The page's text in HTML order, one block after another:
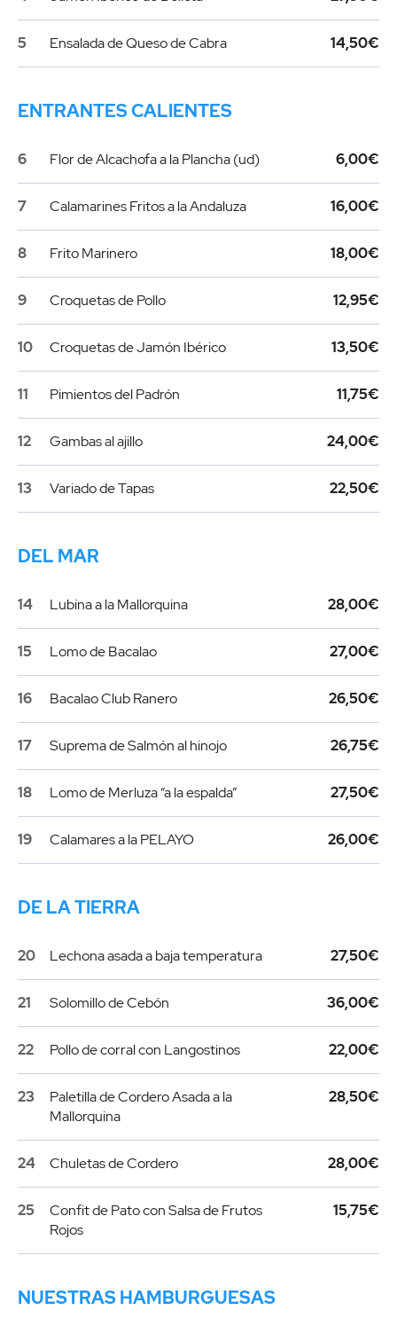
5 Ensalada de Queso de Cabra 14,50€
ENTRANTES CALIENTES
6 Flor de Alcachofa a la Plancha (ud) 6,00€
7 Calamarines Fritos a la Andaluza 16,00€
8 Frito Marinero 18,00€
9 Croquetas de Pollo 12,95€
10 Croquetas de Jamón Ibérico 13,50€
11 Pimientos del Padrón 11,75€
12 Gambas al ajillo 24,00€
13 Variado de Tapas 22,50€
DEL MAR
14 Lubina a la Mallorquina 28,00€
15 Lomo de Bacalao 27,00€
16 Bacalao Club Ranero 26,50€
17 Suprema de Salmón al hinojo 26,75€
18 Lomo de Merluza “a la espalda” 27,50€
19 Calamares a la PELAYO 26,00€
DE LA TIERRA
20 Lechona asada a baja temperatura 27,50€
21 Solomillo de Cebón 36,00€
22 Pollo de corral con Langostinos 22,00€
23
Paletilla de Cordero Asada a la
Mallorquina
28,50€
24 Chuletas de Cordero 28,00€
25
Confit de Pato con Salsa de Frutos
Rojos
15,75€
NUESTRAS HAMBURGUESAS